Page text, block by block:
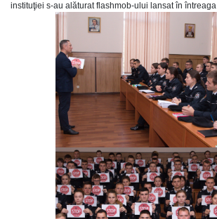
instituţiei s-au alăturat flashmob-ului lansat în